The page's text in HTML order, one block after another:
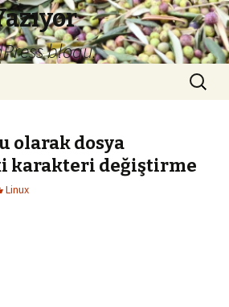
blogu.
Arama:
olarak dosya
karakteri değiştirme
Linux